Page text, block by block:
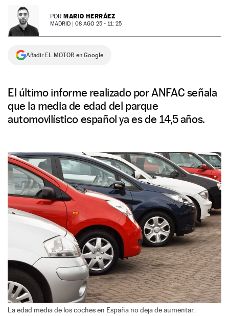
NEWSLETTER POR MARIO HERRÁEZ
MADRID | 08 AGO 25 - 11: 25
Añadir EL MOTOR en Google
El último informe realizado por ANFAC señala
que la media de edad del parque
automovilístico español ya es de 14,5 años.
La edad media de los coches en España no deja de aumentar.